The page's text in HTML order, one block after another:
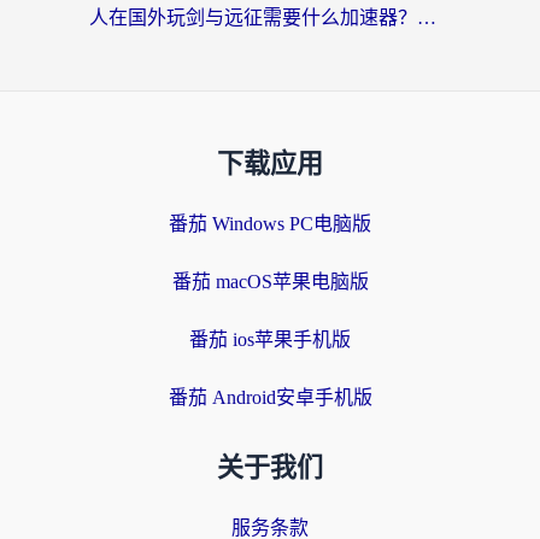
人在国外玩剑与远征需要什么加速器？老玩家亲测的避坑指南来了
下载应用
番茄 Windows PC电脑版
番茄 macOS苹果电脑版
番茄 ios苹果手机版
番茄 Android安卓手机版
关于我们
服务条款